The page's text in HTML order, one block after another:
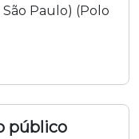
São Paulo) (Polo
público